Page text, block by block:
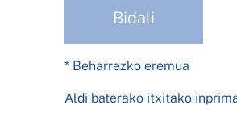
Bidali
* Beharrezko eremua
Aldi baterako itxitako